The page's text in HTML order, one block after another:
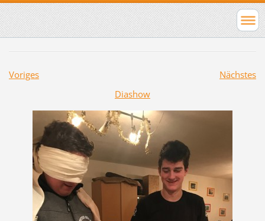
Voriges
Nächstes
Diashow